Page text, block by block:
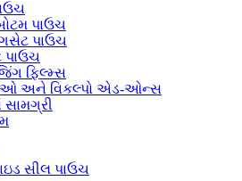
પાઉચ
પાઉચ
પાઉચ
ફિલ્મ્સ
અને વિકલ્પો એડ-ઓન્સ
સામગ્રી
સીલ પાઉચ